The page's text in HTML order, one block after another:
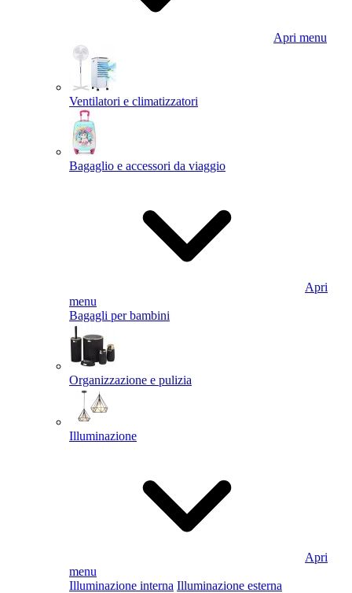
Apri menu
Ventilatori e climatizzatori
Bagaglio e accessori da viaggio
Apri
menu
Bagagli per bambini
Organizzazione e pulizia
Illuminazione
Apri
menu
Illuminazione interna Illuminazione esterna